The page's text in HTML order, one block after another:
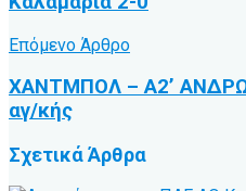
Επόμενο Άρθρο
ΧΑΝΤΜΠΟΛ – Α2’
αγ/κής
ΣχετικάΆρθρα